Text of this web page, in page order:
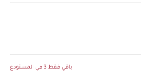
باقي فقط 3 في المستودع